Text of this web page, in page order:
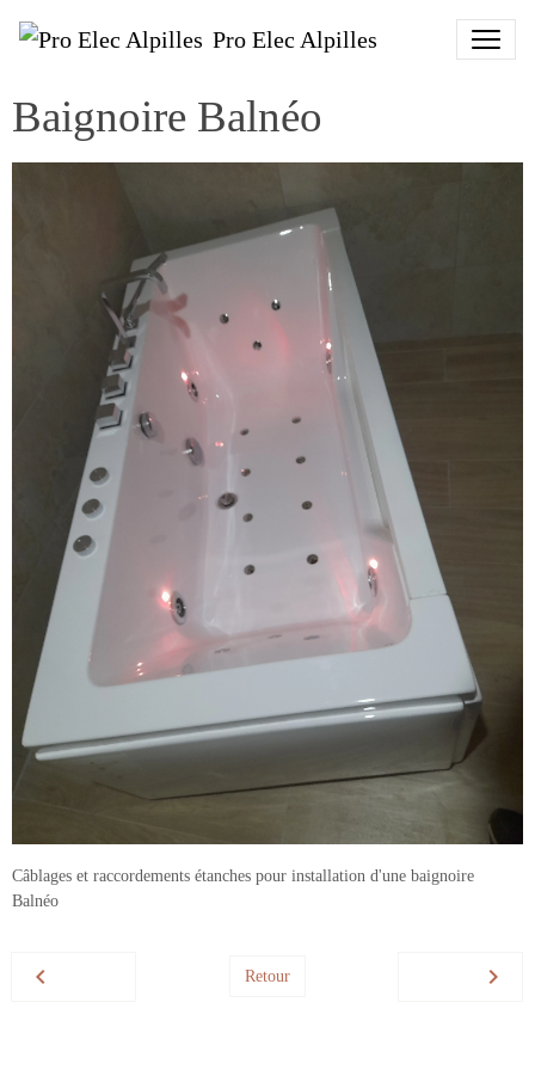
Pro Elec Alpilles
Baignoire Balnéo
Câblages et raccordements étanches pour installation d'une baignoire
Balnéo
Retour